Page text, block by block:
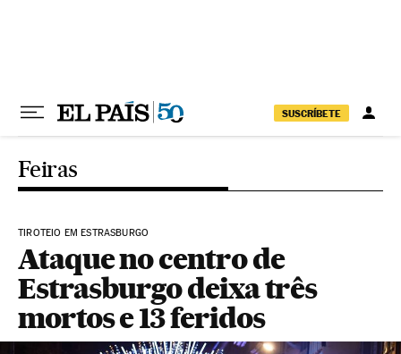
SUSCRÍBETE
Feiras
TIROTEIO EM ESTRASBURGO
Ataque no centro de
Estrasburgo deixa três
mortos e 13 feridos